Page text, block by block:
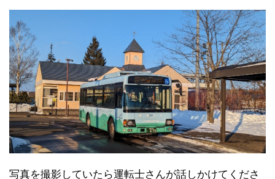
写真を撮影していたら運転士さんが話しかけてくださ